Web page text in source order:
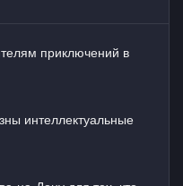
приключений в
интеллектуальные